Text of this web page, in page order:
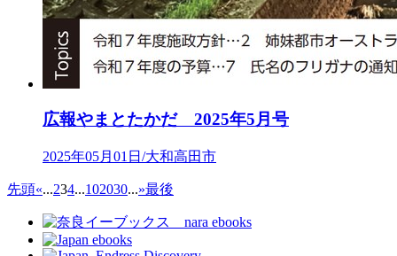
広報やまとたかだ 2025年5月号
2025年05月01日/大和高田市
先頭«...234...102030...»最後